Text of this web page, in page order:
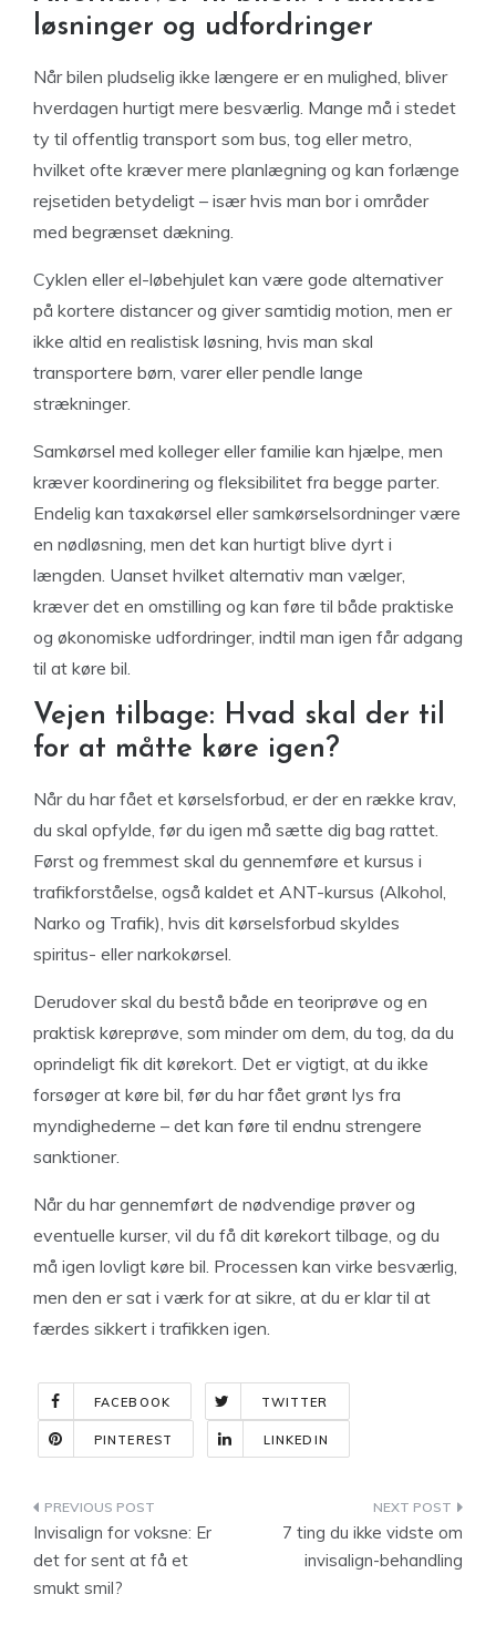
løsninger og udfordringer
Når bilen pludselig ikke længere er en mulighed, bliver
hverdagen hurtigt mere besværlig. Mange må i stedet
ty til offentlig transport som bus, tog eller metro,
hvilket ofte kræver mere planlægning og kan forlænge
rejsetiden betydeligt – især hvis man bor i områder
med begrænset dækning.
Cyklen eller el-løbehjulet kan være gode alternativer
på kortere distancer og giver samtidig motion, men er
ikke altid en realistisk løsning, hvis man skal
transportere børn, varer eller pendle lange
strækninger.
Samkørsel med kolleger eller familie kan hjælpe, men
kræver koordinering og fleksibilitet fra begge parter.
Endelig kan taxakørsel eller samkørselsordninger være
en nødløsning, men det kan hurtigt blive dyrt i
længden. Uanset hvilket alternativ man vælger,
kræver det en omstilling og kan føre til både praktiske
og økonomiske udfordringer, indtil man igen får adgang
til at køre bil.
Vejen tilbage: Hvad skal der til
for at måtte køre igen?
Når du har fået et kørselsforbud, er der en række krav,
du skal opfylde, før du igen må sætte dig bag rattet.
Først og fremmest skal du gennemføre et kursus i
trafikforståelse, også kaldet et ANT-kursus (Alkohol,
Narko og Trafik), hvis dit kørselsforbud skyldes
spiritus- eller narkokørsel.
Derudover skal du bestå både en teoriprøve og en
praktisk køreprøve, som minder om dem, du tog, da du
oprindeligt fik dit kørekort. Det er vigtigt, at du ikke
forsøger at køre bil, før du har fået grønt lys fra
myndighederne – det kan føre til endnu strengere
sanktioner.
Når du har gennemført de nødvendige prøver og
eventuelle kurser, vil du få dit kørekort tilbage, og du
må igen lovligt køre bil. Processen kan virke besværlig,
men den er sat i værk for at sikre, at du er klar til at
færdes sikkert i trafikken igen.
FACEBOOK TWITTER
PINTEREST LINKEDIN
Indlægsnavigation
Invisalign for voksne: Er
det for sent at få et
smukt smil?
7 ting du ikke vidste om
invisalign-behandling